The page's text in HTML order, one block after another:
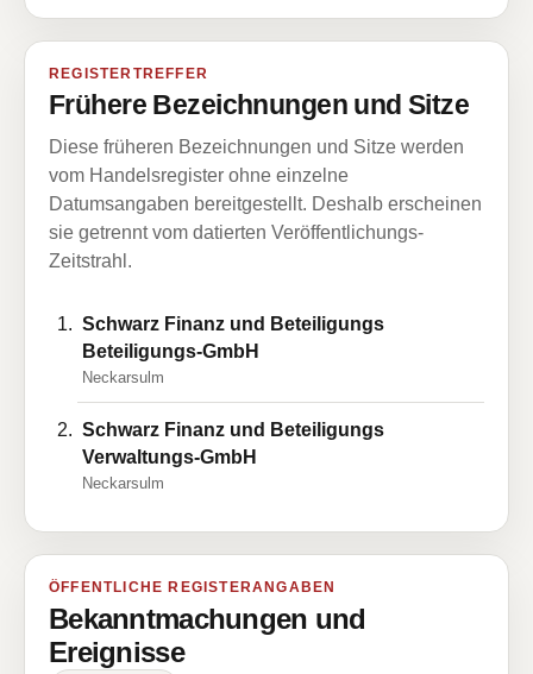
REGISTERTREFFER
Frühere Bezeichnungen und Sitze
Diese früheren Bezeichnungen und Sitze werden
vom Handelsregister ohne einzelne
Datumsangaben bereitgestellt. Deshalb erscheinen
sie getrennt vom datierten Veröffentlichungs-
Zeitstrahl.
Schwarz Finanz und Beteiligungs
Beteiligungs-GmbH
Neckarsulm
Schwarz Finanz und Beteiligungs
Verwaltungs-GmbH
Neckarsulm
ÖFFENTLICHE REGISTERANGABEN
Bekanntmachungen und
Ereignisse